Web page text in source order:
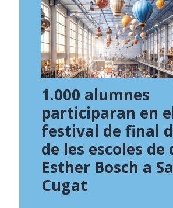
1.000 alumnes
participaran en
festival de final
de les escoles de
Esther Bosch a
Cugat